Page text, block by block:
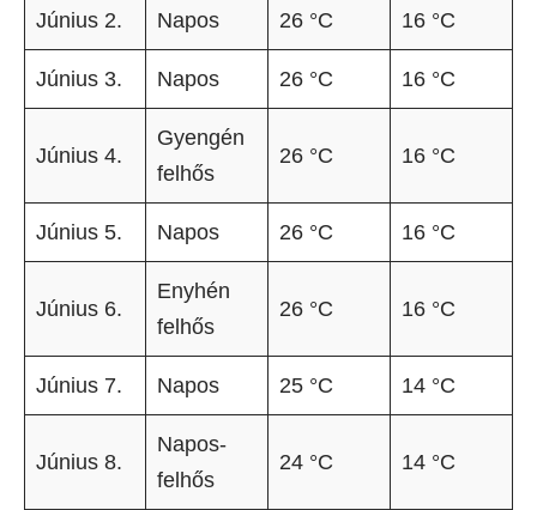
Június 2. Napos 26 °C 16 °C
Június 3. Napos 26 °C 16 °C
Június 4.
Gyengén
felhős
26 °C 16 °C
Június 5. Napos 26 °C 16 °C
Június 6.
Enyhén
felhős
26 °C 16 °C
Június 7. Napos 25 °C 14 °C
Június 8.
Napos-
felhős
24 °C 14 °C